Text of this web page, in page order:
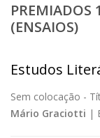
PREMIADOS
(ENSAIOS)
Estudos
Sem colocação -
Mário Graciotti |